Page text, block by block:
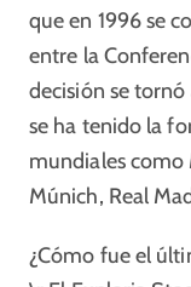
que en 1996 se
entre la
decisión se
se ha tenido la
mundiales como
Múnich, Real
¿Cómo fue el